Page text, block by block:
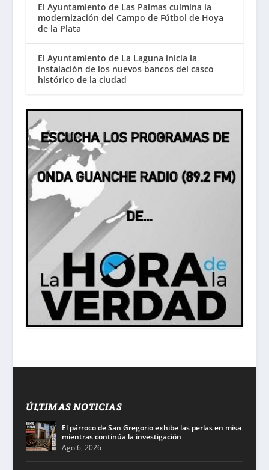
El Ayuntamiento de Las Palmas culmina la
modernización del Campo de Fútbol de Hoya
de la Plata
El Ayuntamiento de La Laguna inicia la
instalación de los nuevos bancos del casco
histórico de la ciudad
ÚLTIMAS NOTICIAS
El párroco de San Gregorio exhibe las perlas en misa
mientras continúa la investigación
Ago 6, 2026